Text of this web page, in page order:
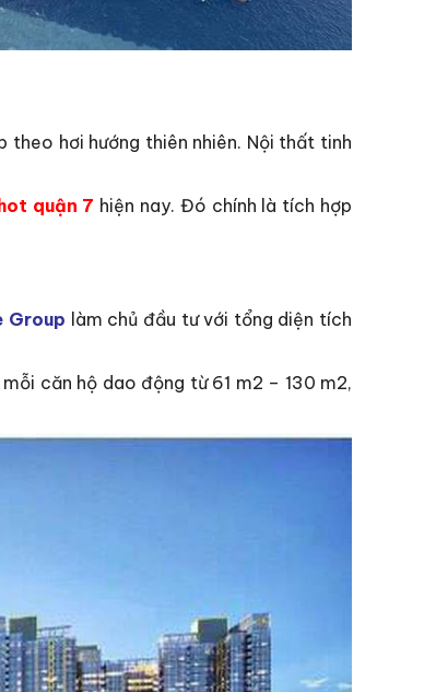
theo hơi hướng thiên nhiên. Nội thất tinh
quận 7 hiện nay. Đó chính là tích hợp
Group làm chủ đầu tư với tổng diện tích
căn hộ dao động từ 61 m2 – 130 m2,